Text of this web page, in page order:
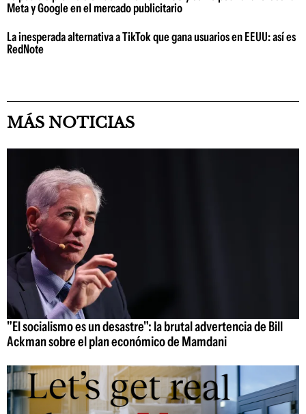
Meta y Google en el mercado publicitario
La inesperada alternativa a TikTok que gana usuarios en EEUU: así es
RedNote
MÁS NOTICIAS
"El socialismo es un desastre": la brutal advertencia de Bill
Ackman sobre el plan económico de Mamdani